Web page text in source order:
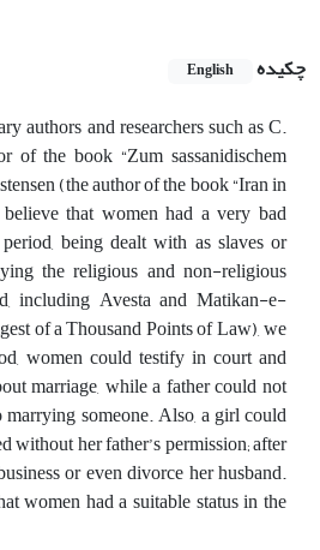
چکیده
English
authors and researchers such as C.
of the book “Zum sassanidischem
(the author of the book “Iran in
believe that women had a very bad
being dealt with as slaves or
the religious and non-religious
including Avesta and Matikan-e-
of a Thousand Points of Law), we
women could testify in court and
marriage, while a father could not
someone. Also, a girl could
without her father’s permission; after
or even divorce her husband.
women had a suitable status in the